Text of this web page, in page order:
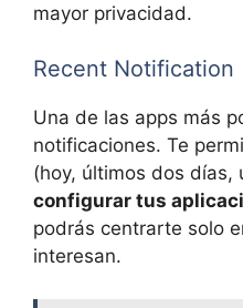
mayor privacidad.
Recent Notification
Una de las apps más
notificaciones. Te
(hoy, últimos dos días,
configurar tus
podrás centrarte solo
interesan.